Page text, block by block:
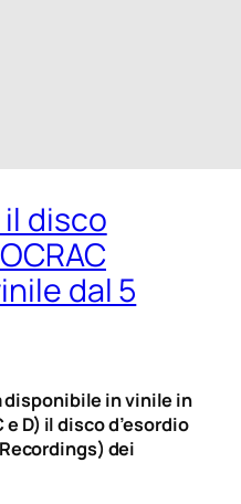
il disco
dal 5
disponibile in vinile in
e D) il disco d’esordio
Recordings) dei